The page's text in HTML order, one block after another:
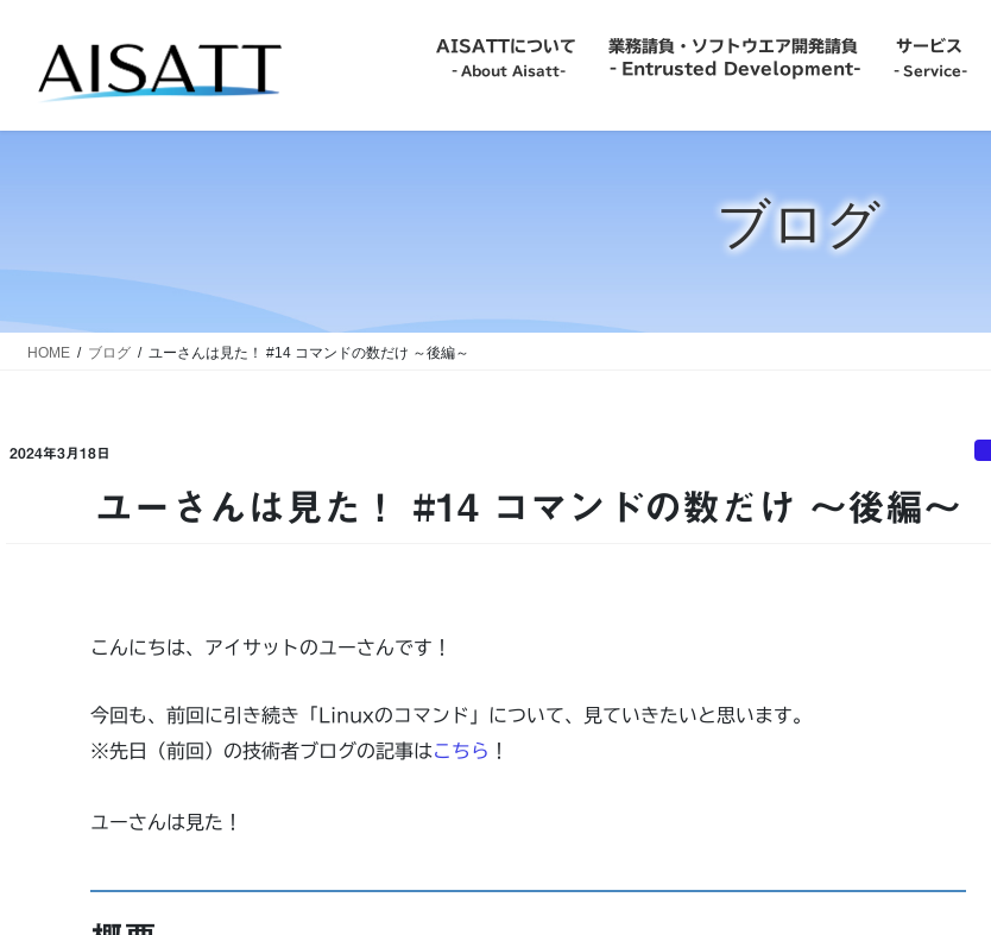
ツ
プ
シ
動
AISATTについて
‐About Aisatt-
業務請負・ソフトウエア開発請負
‐Entrusted Development-
サービス
‐Service-
‐Temp to Perm-
ブログ
HOME ブログ ユーさんは見た！ #14 コマンドの数だけ ～後編～
2024年3月18日
ユーさんは見た！ #14 コマンドの数だけ ～後編～
こんにちは、アイサットのユーさんです！
今回も、前回に引き続き「Linuxのコマンド」について、見ていきたいと思います。
※先日（前回）の技術者ブログの記事はこちら ！
ユーさんは見た！